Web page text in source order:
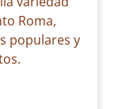
Roma,
populares y